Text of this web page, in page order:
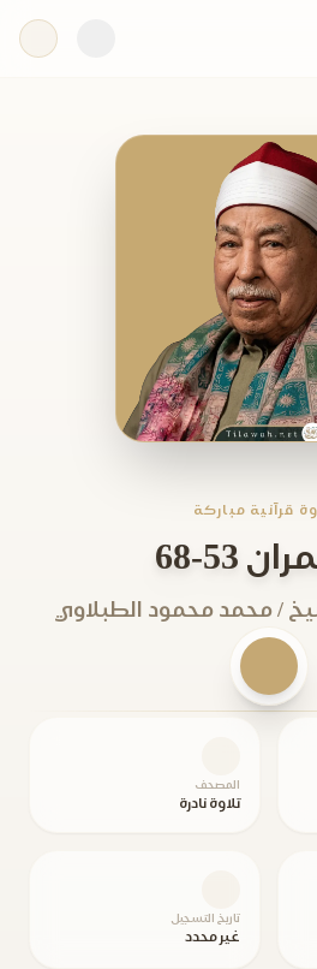
قرآنية مباركة
53-68
/ محمد محمود الطبلاوي
المصحف
تلاوة نادرة
تاريخ التسجيل
غير محدد